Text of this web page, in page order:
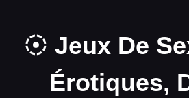
Jeux De
Érotiques,